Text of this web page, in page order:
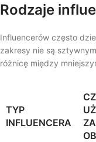
Rodzaje
Influencerów często
zakresy nie są
różnicę między
TYP
INFLUENCERA